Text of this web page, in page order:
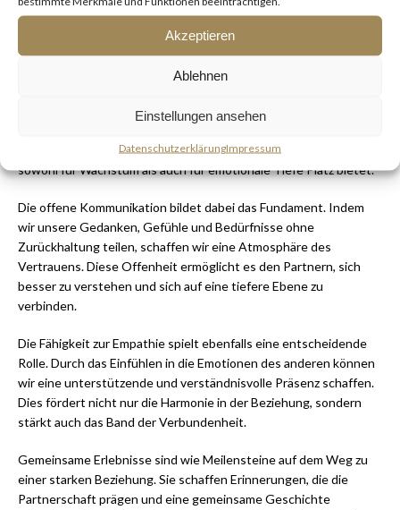
Akzeptieren
Ablehnen
Einstellungen ansehen
DatenschutzerklärungImpressum
Insgesamt lässt sich festhalten, dass das Stärken von
Beziehungen und das Finden von Trost ein fortlaufender Prozess
sind, der Engagement und Authentizität erfordert. Es ist nicht
den Herausforderungen, die jede Beziehung zwangsläufig mit
Partnerschaft zu engagieren und einen Raum zu schaffen, der
sowohl für Wachstum als auch für emotionale Tiefe Platz bietet.
Die offene Kommunikation bildet dabei das Fundament. Indem
wir unsere Gedanken, Gefühle und Bedürfnisse ohne
Zurückhaltung teilen, schaffen wir eine Atmosphäre des
Vertrauens. Diese Offenheit ermöglicht es den Partnern, sich
besser zu verstehen und sich auf eine tiefere Ebene zu
verbinden.
Die Fähigkeit zur Empathie spielt ebenfalls eine entscheidende
Rolle. Durch das Einfühlen in die Emotionen des anderen können
wir eine unterstützende und verständnisvolle Präsenz schaffen.
Dies fördert nicht nur die Harmonie in der Beziehung, sondern
stärkt auch das Band der Verbundenheit.
Gemeinsame Erlebnisse sind wie Meilensteine auf dem Weg zu
einer starken Beziehung. Sie schaffen Erinnerungen, die die
Partnerschaft prägen und eine gemeinsame Geschichte